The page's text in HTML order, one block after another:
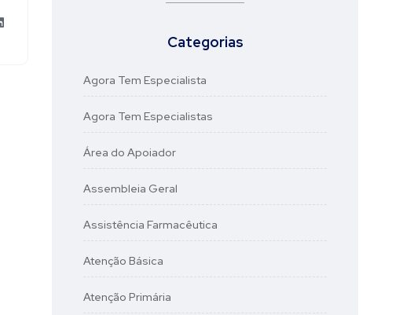
Categorias
Agora Tem Especialista
Agora Tem Especialistas
Área do Apoiador
Assembleia Geral
Assistência Farmacêutica
Atenção Básica
Atenção Primária